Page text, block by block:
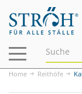
Navigation
ein-/ausblenden
Home Reithöfe